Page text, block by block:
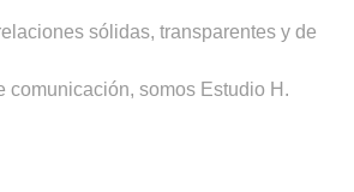
sólidas, transparentes y de
comunicación, somos Estudio H.